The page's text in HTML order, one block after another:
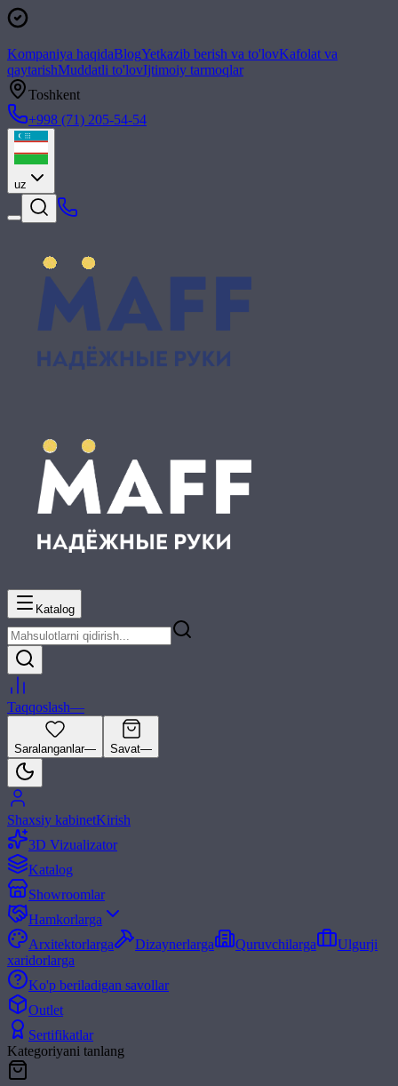
Kompaniya haqidaBlogYetkazib berish va to'lovKafolat va
qaytarishMuddatli to'lovIjtimoiy tarmoqlar
Toshkent
+998 (71) 205-54-54
uz
Katalog
Taqqoslash—
Saralanganlar— Savat—
Shaxsiy kabinetKirish
3D Vizualizator
Katalog
Showroomlar
Hamkorlarga
Arxitektorlarga
Dizaynerlarga Quruvchilarga
Ulgurji
xaridorlarga
Ko'p beriladigan savollar
Outlet
Sertifikatlar
Kategoriyani tanlang